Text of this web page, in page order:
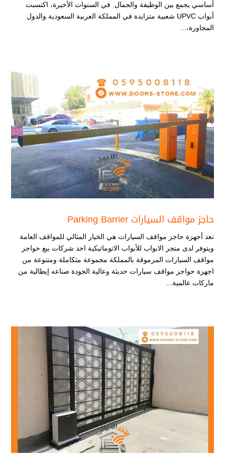
أساسي يجمع بين الوظيفة والجمال. في السنوات الأخيرة، اكتسبت
أبواب UPVC شعبية متزايدة في المملكة العربية السعودية والدول
المجاورة،...
حاجز مواقف السيارات Parking Barrier
تعد أجهزة حاجز مواقف السيارات هي الخيار المثالي للمواقف العامة
ويتوفر لدى متجر الابواب للأبواب الاتوماتيكية احد شركات بيع حواجز
مواقف السيارات المرموقة بالمملكة مجموعة متكاملة ومتنوعة من
اجهزة حواجز مواقف سيارات حديثة وعالية الجودة صناعه إيطالية من
ماركات عالمية...